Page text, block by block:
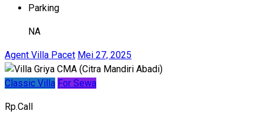
Parking
NA
Agent Villa Pacet Mei 27, 2025
Classic Villa For Sewa
Rp.Call